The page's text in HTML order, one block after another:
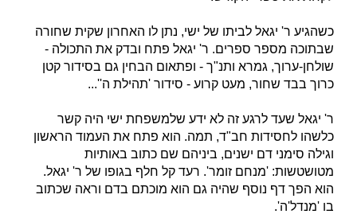
כשהגיע ר' יגאל לביתו של ישי, נתן לו האחרון שקית שחורה
שבתוכה מספר ספרים. ר' יגאל פתח ובדק את התכולה -
שולחן-ערוך, גמרא ותנ"ך - ופתאום הבחין גם בסידור קטן
כרוך בבד שחור, מעט קרוע - סידור 'תהילת ה''...
ר' יגאל שעד לרגע זה לא ידע שלמשפחת ישי היה קשר
כלשהו לחסידות חב"ד, תמה. הוא פתח את העמוד הראשון
וגילה סימני דם ישנים, ביניהם שם כתוב באותיות
מטושטשות: 'מנחם זומר'. רעד קל חלף בגופו של ר' יגאל.
הוא הפך דף נוסף שהיה גם הוא מוכתם בדם וראה שכתוב
בו 'מנדל'ה'.